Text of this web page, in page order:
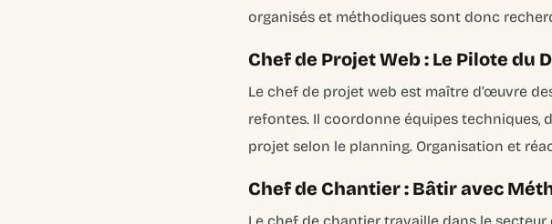
organisés et méthodiques sont donc
Chef de Projet Web : Le Pilote du
Le chef de projet web est maître d’œuvre
refontes. Il coordonne équipes techniques,
projet selon le planning. Organisation et
Chef de Chantier : Bâtir avec